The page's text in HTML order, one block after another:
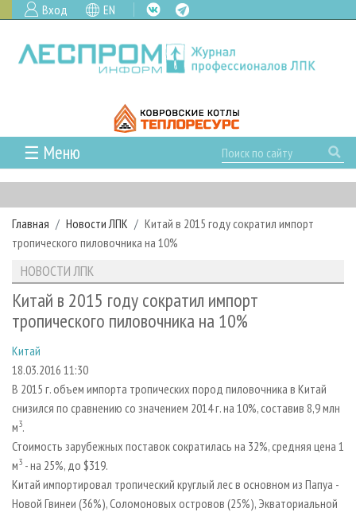
Вход EN
☰ Меню
ГЛАВНАЯ
РУБРИКИ И ТЕМЫ
РУБРИКИ ЖУРНАЛА
ЛЕСОЗАГОТОВКА
ЛЕСОПИЛЕНИЕ
СУШКА ДРЕВЕСИНЫ
ПРОИЗВОДСТВО ДРЕВЕСНЫХ ПЛИТ
ДЕРЕВЯННОЕ ДОМОСТРОЕНИЕ
ПРОИЗВОДСТВО МЕБЕЛИ
БИОЭНЕРГЕТИКА
ЦБП
НОВОСТИ
НОВОСТИ ЛПК
НОВОСТИ ЖУРНАЛА
ПРОЕКТЫ ЛПИ
АНАЛИТИКА
ПРЕДПРИЯТИЯ ЛПК
ПЕРСОНЫ
МОБИЛЬНЫЕ ВЫСТАВКИ
ОФИЦИАЛЬНЫЕ ДЕЛЕГАЦИИ
ПРИОРИТЕТНЫЕ ИНВЕСТПРОЕКТЫ
RUSSIAN FORESTRY REVIEW
ГАЗЕТА ЛЕСПРОМФОРУМ
АРХИВ
АРХИВ ЖУРНАЛОВ
О ЖУРНАЛЕ
ПОДПИСКА
КОНТАКТЫ
РЕКЛАМОДАТЕЛЯМ
РЕКЛАМА
РЕКЛАМА НА САЙТЕ
Главная Новости ЛПК
Китай в 2015 году сократил импорт
тропического пиловочника на 10%
НОВОСТИ ЛПК
Китай в 2015 году сократил импорт
тропического пиловочника на 10%
Китай
18.03.2016 11:30
В 2015 г. объем импорта тропических пород пиловочника в Китай
снизился по сравнению со значением 2014 г. на 10%, составив 8,9 млн
м3.
Стоимость зарубежных поставок сократилась на 32%, средняя цена 1
м3 - на 25%, до $319.
Китай импортировал тропический круглый лес в основном из Папуа -
Новой Гвинеи (36%), Соломоновых островов (25%), Экваториальной